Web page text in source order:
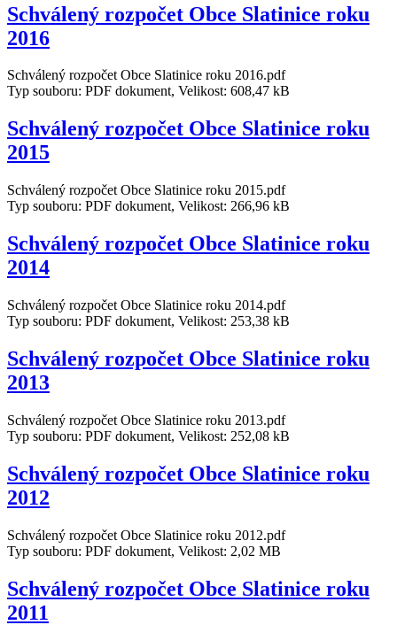
Schválený rozpočet Obce Slatinice roku
2016
Schválený rozpočet Obce Slatinice roku 2016.pdf
Typ souboru: PDF dokument, Velikost: 608,47 kB
Schválený rozpočet Obce Slatinice roku
2015
Schválený rozpočet Obce Slatinice roku 2015.pdf
Typ souboru: PDF dokument, Velikost: 266,96 kB
Schválený rozpočet Obce Slatinice roku
2014
Schválený rozpočet Obce Slatinice roku 2014.pdf
Typ souboru: PDF dokument, Velikost: 253,38 kB
Schválený rozpočet Obce Slatinice roku
2013
Schválený rozpočet Obce Slatinice roku 2013.pdf
Typ souboru: PDF dokument, Velikost: 252,08 kB
Schválený rozpočet Obce Slatinice roku
2012
Schválený rozpočet Obce Slatinice roku 2012.pdf
Typ souboru: PDF dokument, Velikost: 2,02 MB
Schválený rozpočet Obce Slatinice roku
2011